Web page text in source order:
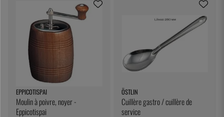
EPPICOTISPAI
Moulin à poivre, noyer -
Eppicotispai
ÖSTLIN
Cuillère gastro / cuillère de
service